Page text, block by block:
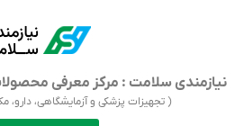
نیازمندی سلامت : مرکز معرفی
( تجهیزات پزشکی و آزمایشگاهی، دارو،